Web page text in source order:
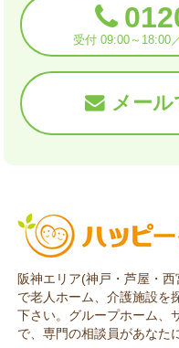
受付 09:00～18:00
メー
阪神エリア(神戸・芦屋・
で老人ホーム、介護施設を
下さい。グループホーム、
で、専門の相談員があなた